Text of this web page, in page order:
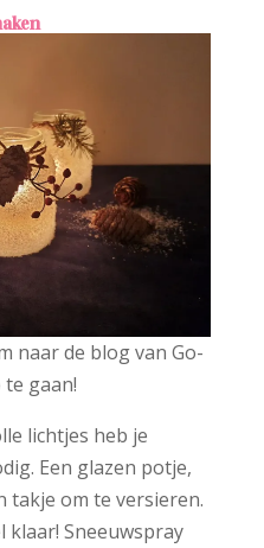
naar de blog van Go-
gaan!
lichtjes heb je
Een glazen potje,
takje om te versieren.
klaar! Sneeuwspray